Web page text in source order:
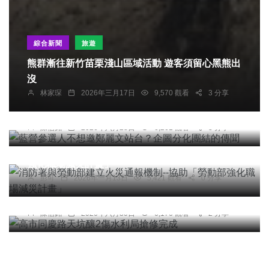
綜合新聞 旅遊
熊群漸往新竹苗栗淺山區域活動 遊客須留心黑熊出
沒
林家琛 2026年三月17日 9,570 觀看 3 分享
綜合新聞
藍營參選人不想邀鄭麗文站台？企圖分化團結的傳
聞
陳信銘 2026年六月28日 6,261 觀看 3 分享
綜合新聞 科技新知
消防署與勞動部建立火災通報機制--協助「勞動部
彭可 2026年一月13日 5,421 觀看 0 分享
綜合新聞
高市同慶路天坑釀2傷水利局搶修完成
陳信銘 2026年六月30日 6,176 觀看 2 分享